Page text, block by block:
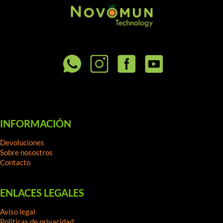
INFORMACIÓN
Devoluciones
Sobre nosostros
Contacto
ENLACES LEGALES
Aviso legal